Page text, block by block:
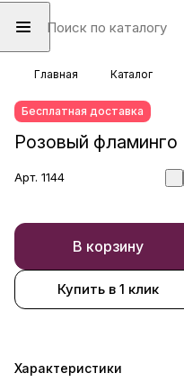
Главная Каталог
Бесплатная доставка
Розовый фламинго
Арт. 1144
В корзину
Купить в 1 клик
Характеристики